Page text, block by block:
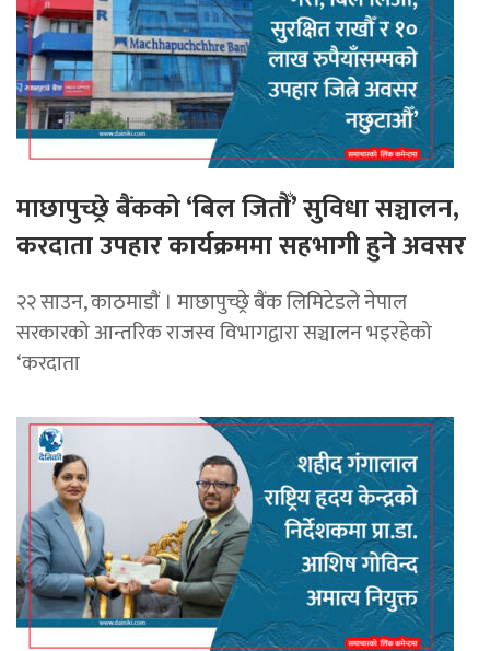
माछापुच्छ्रे बैंकको ‘बिल जितौँ’ सुविधा सञ्चालन,
करदाता उपहार कार्यक्रममा सहभागी हुने अवसर
२२ साउन, काठमाडाैं । माछापुच्छ्रे बैंक लिमिटेडले नेपाल
सरकारको आन्तरिक राजस्व विभागद्वारा सञ्चालन भइरहेको
‘करदाता